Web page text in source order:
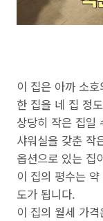
이 집은 아까 소
한 집을 네 집 정
상당히 작은 집일
샤워실을 갖춘 작
옵션으로 있는 집
이 집의 평수는
도가 됩니다.
이 집의 월세 가